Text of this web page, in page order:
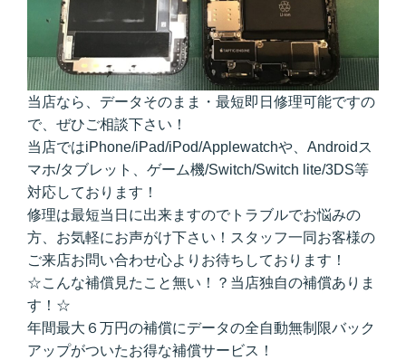
当店なら、データそのまま・最短即日修理可能ですの
で、ぜひご相談下さい！
当店ではiPhone/iPad/iPod/Applewatchや、Androidス
マホ/タブレット、ゲーム機/Switch/Switch lite/3DS等
対応しております！
修理は最短当日に出来ますのでトラブルでお悩みの
方、お気軽にお声がけ下さい！スタッフ一同お客様の
ご来店お問い合わせ心よりお待ちしております！
☆こんな補償見たこと無い！？当店独自の補償ありま
す！☆
年間最大６万円の補償にデータの全自動無制限バック
アップがついたお得な補償サービス！